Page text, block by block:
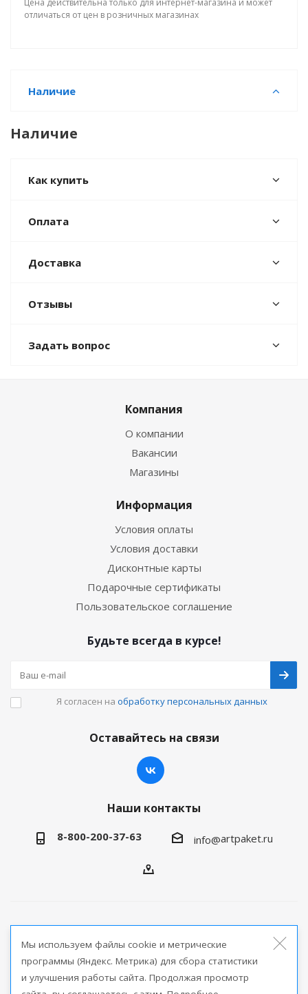
Цена действительна только для интернет-магазина и может
отличаться от цен в розничных магазинах
Наличие
Наличие
Как купить
Оплата
Доставка
Отзывы
Задать вопрос
Компания
О компании
Вакансии
Магазины
Информация
Условия оплаты
Условия доставки
Дисконтные карты
Подарочные сертификаты
Пользовательское соглашение
Будьте всегда в курсе!
Я согласен на обработку персональных данных
Оставайтесь на связи
Наши контакты
8-800-200-37-63 info@artpaket.ru
продукции
Версия для печати
Мы используем файлы cookie и метрические
программы (Яндекс. Метрика) для сбора статистики
и улучшения работы сайта. Продолжая просмотр